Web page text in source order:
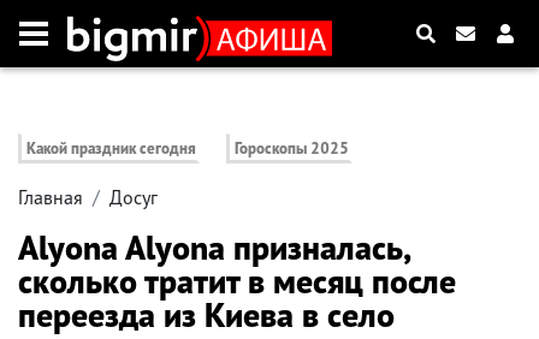
Какой праздник сегодня Гороскопы 2025
Главная Досуг
Alyona Alyona призналась,
сколько тратит в месяц после
переезда из Киева в село